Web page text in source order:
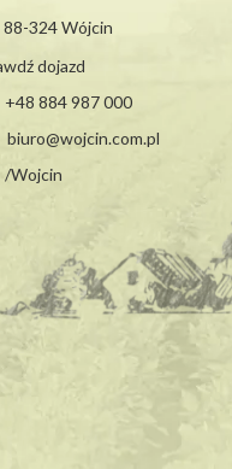
88-324 Wójcin
dojazd
+48 884 987 000
biuro@wojcin.com.pl
/Wojcin